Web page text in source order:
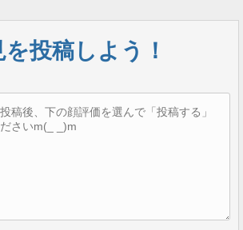
投稿しよう！